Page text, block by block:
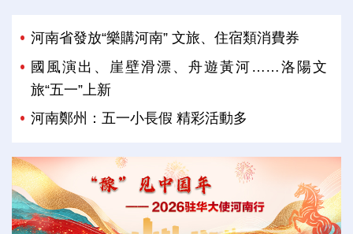
河南省發放“樂購河南” 文旅、住宿類消費券
國風演出、崖壁滑漂、舟遊黃河……洛陽文
旅“五一”上新
河南鄭州：五一小長假 精彩活動多